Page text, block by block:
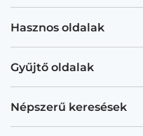
Hasznos oldalak
Gyűjtő oldalak
Népszerű keresések